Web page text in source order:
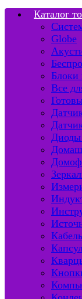
Каталог
Globe
Блоки
Все
Диоды